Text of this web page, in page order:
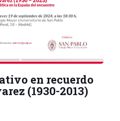
en recuerdo
(1930-2013)